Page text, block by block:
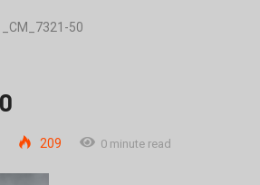
_CM_7321-50
209 0 minute read